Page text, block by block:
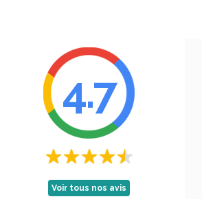
4.7
Voir tous nos avis
le disait ma grand-mère, qu'il faut